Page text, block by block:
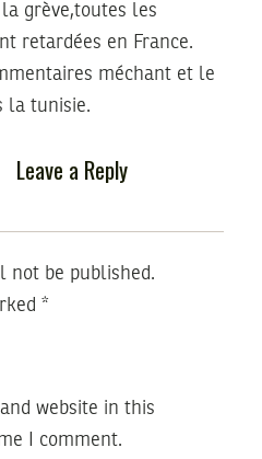
grève,toutes les
retardées en France.
méchant et le
la tunisie.
Leave a Reply
not be published.
*
website in this
I comment.